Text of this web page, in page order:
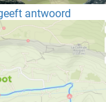
antwoord